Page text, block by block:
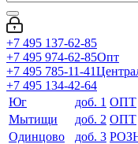
+7 495 137-62-85
+7 495 974-62-85Опт
+7 495 785-11-41
+7 495 134-42-64
Юг
доб. 1 ОПТ
Мытищи
доб. 2 ОПТ
Одинцово
доб. 3